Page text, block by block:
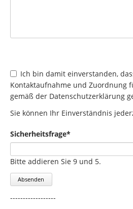
Ich bin damit einverstanden,
Kontaktaufnahme und Zuordnung
gemäß der Datenschutzerklärung
Sie können Ihr Einverständnis
Pflichtfeld
Sicherheitsfrage*
Bitte addieren Sie 9 und 5.
Absenden
------------------